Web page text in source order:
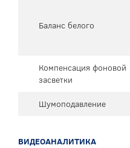
Баланс белого
Компенсация фоновой
засветки
Шумоподавление
ВИДЕОАНАЛИТИКА